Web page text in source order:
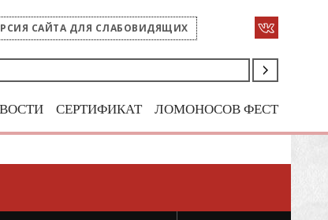
САЙТА ДЛЯ СЛАБОВИДЯЩИХ
СЕРТИФИКАТ ЛОМОНОСОВ ФЕСТ